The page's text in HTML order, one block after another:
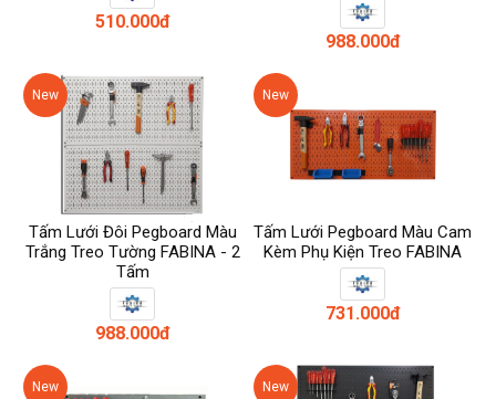
510.000đ
988.000đ
New
Tấm Lưới Đôi Pegboard Màu
Trắng Treo Tường FABINA - 2
Tấm
988.000đ
New
Tấm Lưới Pegboard Màu Cam
Kèm Phụ Kiện Treo FABINA
731.000đ
New New